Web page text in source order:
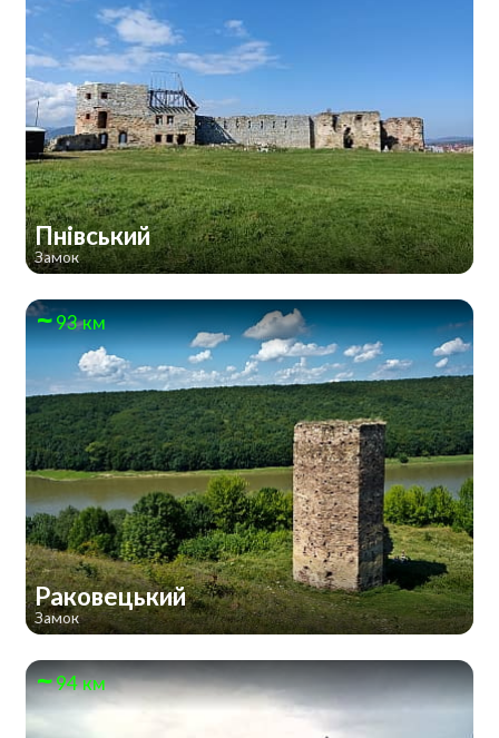
Пнівський
Замок
93 км
Раковецький
Замок
94 км